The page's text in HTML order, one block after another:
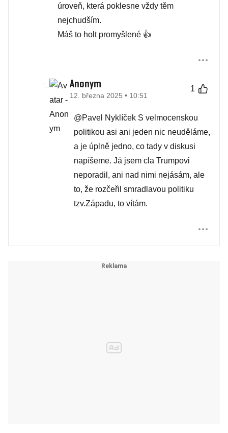
úroveň, která poklesne vždy těm
nejchudším.
Máš to holt promyšlené 👍
Anonym
12. března 2025 • 10:51
1
@Pavel Nyklíček S velmocenskou
politikou asi ani jeden nic neuděláme,
a je úplně jedno, co tady v diskusi
napíšeme. Já jsem cla Trumpovi
neporadil, ani nad nimi nejásám, ale
to, že rozčeřil smradlavou politiku
tzv.Západu, to vítám.